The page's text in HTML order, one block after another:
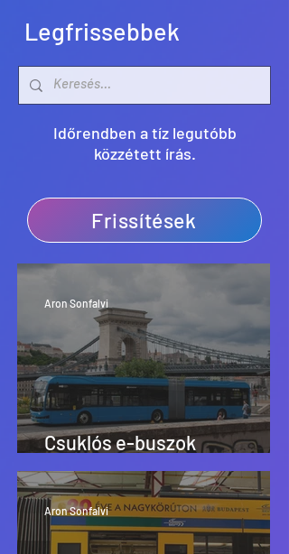
Legfrissebbek
Időrendben a tíz legutóbb
közzétett írás.
Frissítések
Csuklós e-buszok
Budapesten | BYD B19
Aron Sonfalvi
Aron Sonfalvi